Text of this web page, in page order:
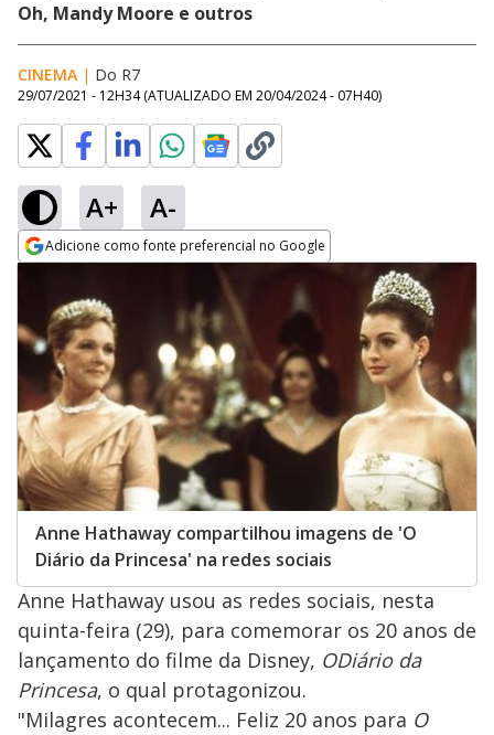
Oh, Mandy Moore e outros
CINEMA | Do R7
29/07/2021 - 12H34 (ATUALIZADO EM 20/04/2024 - 07H40)
A+ A-
Adicione como fonte preferencial no Google
Anne Hathaway compartilhou imagens de 'O
Diário da Princesa' na redes sociais
Anne Hathaway usou as redes sociais, nesta
quinta-feira (29), para comemorar os 20 anos de
lançamento do filme da Disney, ODiário da
Princesa, o qual protagonizou.
"Milagres acontecem... Feliz 20 anos para O